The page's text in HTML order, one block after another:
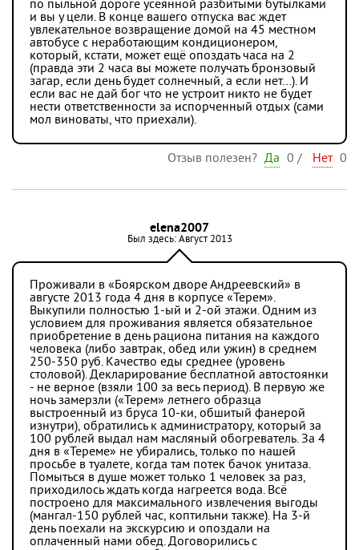
по пыльной дороге усеянной разбитыми бутылками
и вы у цели. В конце вашего отпуска вас ждет
увлекательное возвращение домой на 45 местном
автобусе с неработающим кондиционером,
который, кстати, может ещё опоздать часа на 2
(правда эти 2 часа вы можете получать бронзовый
загар, если день будет солнечный, а если нет…). И
если вас не дай бог что не устроит никто не будет
нести ответственности за испорченный отдых (сами
мол виноваты, что приехали).
Отзыв полезен? Да 0 / Нет 0
elena2007
Был здесь: Август 2013
Проживали в «Боярском дворе Андреевский» в
августе 2013 года 4 дня в корпусе «Терем».
Выкупили полностью 1-ый и 2-ой этажи. Одним из
условием для проживания является обязательное
приобретение в день рациона питания на каждого
человека (либо завтрак, обед или ужин) в среднем
250-350 руб. Качество еды среднее (уровень
столовой). Декларирование бесплатной автостоянки
- не верное (взяли 100 за весь период). В первую же
ночь замерзли («Терем» летнего образца
выстроенный из бруса 10-ки, обшитый фанерой
изнутри), обратились к администратору, который за
100 рублей выдал нам масляный обогреватель. За 4
дня в «Тереме» не убирались, только по нашей
просьбе в туалете, когда там потек бачок унитаза.
Помыться в душе может только 1 человек за раз,
приходилось ждать когда нагреется вода. Всё
построено для максимального извлечения выгоды
(мангал-150 рублей час, коптильни также). На 3-й
день поехали на экскурсию и опоздали на
оплаченный нами обед. Договорились с